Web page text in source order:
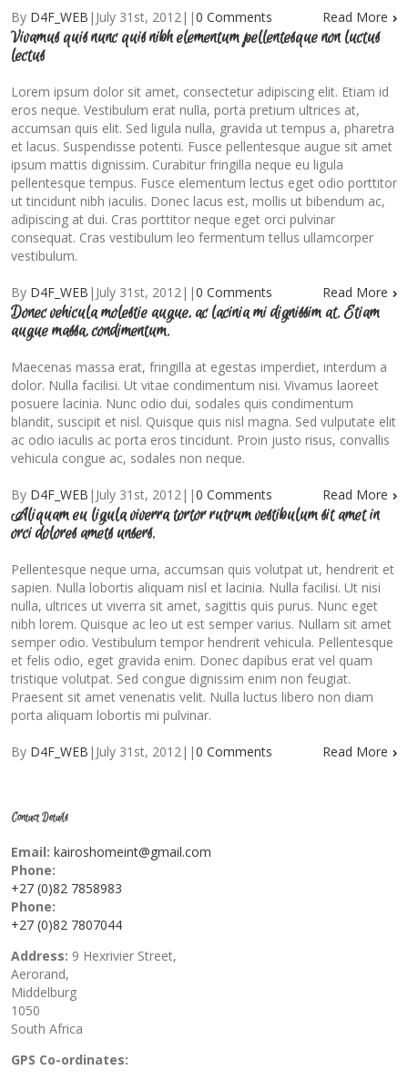
By D4F_WEB | July 31st, 2012| |0 Comments Read More
Vivamus quis nunc quis nibh elementum pellentesque non luctus
lectus
Lorem ipsum dolor sit amet, consectetur adipiscing elit. Etiam id
eros neque. Vestibulum erat nulla, porta pretium ultrices at,
accumsan quis elit. Sed ligula nulla, gravida ut tempus a, pharetra
et lacus. Suspendisse potenti. Fusce pellentesque augue sit amet
ipsum mattis dignissim. Curabitur fringilla neque eu ligula
pellentesque tempus. Fusce elementum lectus eget odio porttitor
ut tincidunt nibh iaculis. Donec lacus est, mollis ut bibendum ac,
adipiscing at dui. Cras porttitor neque eget orci pulvinar
consequat. Cras vestibulum leo fermentum tellus ullamcorper
vestibulum.
By D4F_WEB | July 31st, 2012| |0 Comments Read More
Donec vehicula molestie augue, ac lacinia mi dignissim at. Etiam
augue massa, condimentum.
Maecenas massa erat, fringilla at egestas imperdiet, interdum a
dolor. Nulla facilisi. Ut vitae condimentum nisi. Vivamus laoreet
posuere lacinia. Nunc odio dui, sodales quis condimentum
blandit, suscipit et nisl. Quisque quis nisl magna. Sed vulputate elit
ac odio iaculis ac porta eros tincidunt. Proin justo risus, convallis
vehicula congue ac, sodales non neque.
By D4F_WEB | July 31st, 2012| |0 Comments Read More
Aliquam eu ligula viverra tortor rutrum vestibulum sit amet in
orci dolores amets unsers.
Pellentesque neque urna, accumsan quis volutpat ut, hendrerit et
sapien. Nulla lobortis aliquam nisl et lacinia. Nulla facilisi. Ut nisi
nulla, ultrices ut viverra sit amet, sagittis quis purus. Nunc eget
nibh lorem. Quisque ac leo ut est semper varius. Nullam sit amet
semper odio. Vestibulum tempor hendrerit vehicula. Pellentesque
et felis odio, eget gravida enim. Donec dapibus erat vel quam
tristique volutpat. Sed congue dignissim enim non feugiat.
Praesent sit amet venenatis velit. Nulla luctus libero non diam
porta aliquam lobortis mi pulvinar.
By D4F_WEB | July 31st, 2012| |0 Comments Read More
Contact Details
Email: kairoshomeint@gmail.com
Phone:
+27 (0)82 7858983
Phone:
+27 (0)82 7807044
Address: 9 Hexrivier Street,
Aerorand,
Middelburg
1050
South Africa
GPS Co-ordinates: